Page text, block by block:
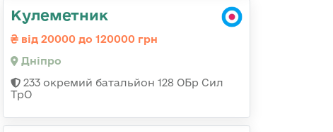
Кулеметник
від 20000 до 120000 грн
Дніпро
233 окремий батальйон 128 ОБр Сил
ТрО